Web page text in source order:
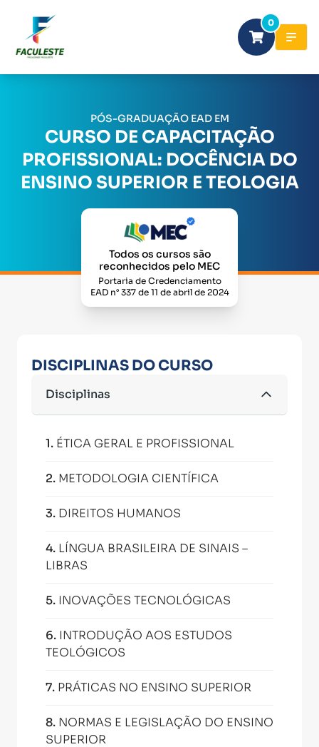
0
PÓS-GRADUAÇÃO EAD EM
CURSO DE CAPACITAÇÃO
PROFISSIONAL: DOCÊNCIA DO
ENSINO SUPERIOR E TEOLOGIA
Todos os cursos são
reconhecidos pelo MEC
Portaria de Credenciamento
EAD n° 337 de 11 de abril de 2024
DISCIPLINAS DO CURSO
Disciplinas
1. ÉTICA GERAL E PROFISSIONAL
2. METODOLOGIA CIENTÍFICA
3. DIREITOS HUMANOS
4. LÍNGUA BRASILEIRA DE SINAIS –
LIBRAS
5. INOVAÇÕES TECNOLÓGICAS
6. INTRODUÇÃO AOS ESTUDOS
TEOLÓGICOS
7. PRÁTICAS NO ENSINO SUPERIOR
8. NORMAS E LEGISLAÇÃO DO ENSINO
SUPERIOR